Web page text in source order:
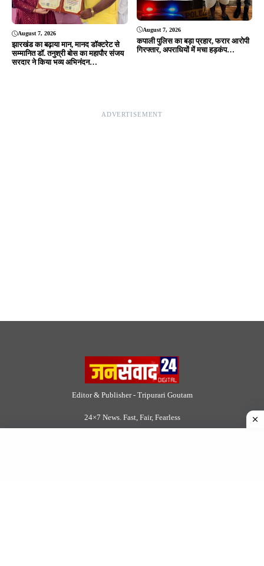
August 7, 2026
झारखंड का बढ़ाया मान, मानद डॉक्टरेट से
सम्मानित डॉ. तनुश्री बोस का महापौर संजय
सरदार ने किया भव्य अभिनंदन…
August 7, 2026
कपाली पुलिस का बड़ा प्रहार, फरार आरोपी
गिरफ्तार, अपराधियों में मचा हड़कंप…
ADVERTISEMENT
Editor & Publisher - Tripurari Goutam
24×7 News. Fast, Fair, Fearless